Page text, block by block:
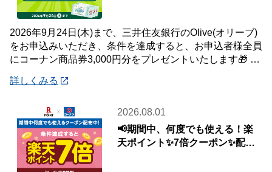
2026年9月24日(木)まで、三井住友銀行のOlive(オリーブ)
をお申込みいただき、条件を達成すると、お申込者様全員
にコーナン商品券3,000円分をプレゼントいたします🎁 詳
詳しくみる
2026.08.01
📢期間中、何度でも使える！楽
天ポイント✨7倍クーポン✨配布